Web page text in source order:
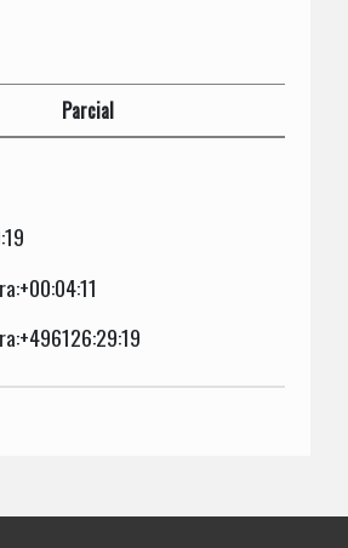
Parcial